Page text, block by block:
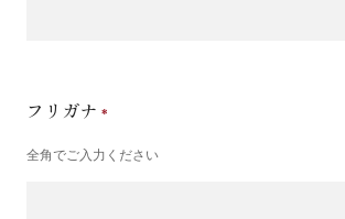
フリガナ
全角でご入力ください